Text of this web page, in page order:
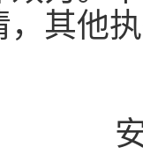
其他